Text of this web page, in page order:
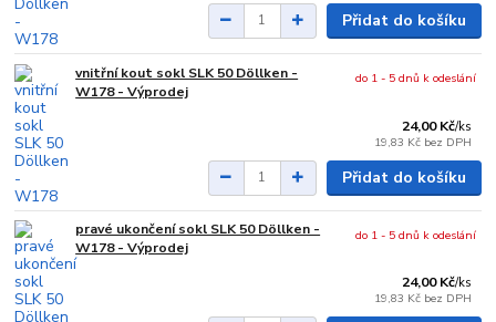
Přidat do košíku
vnitřní kout sokl SLK 50 Döllken -
W178 - Výprodej
24,00 Kč/ks
19,83 Kč bez DPH
do 1 - 5 dnů k odeslání
Přidat do košíku
pravé ukončení sokl SLK 50 Döllken -
W178 - Výprodej
24,00 Kč/ks
19,83 Kč bez DPH
do 1 - 5 dnů k odeslání